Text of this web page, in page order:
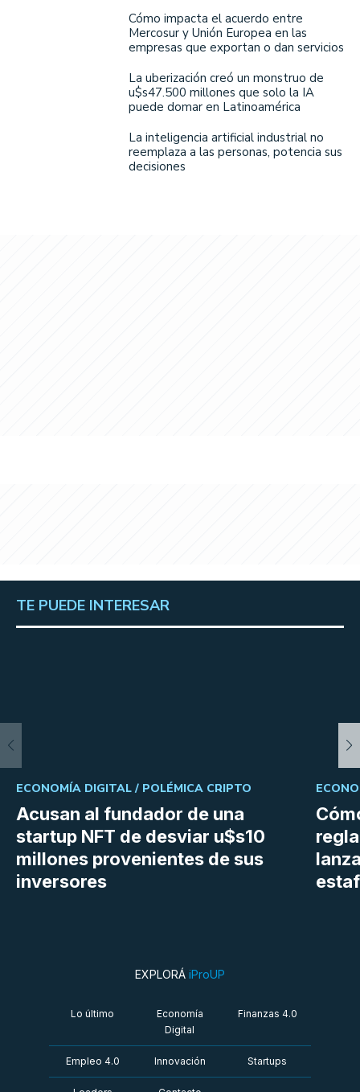
Cómo impacta el acuerdo entre
Mercosur y Unión Europea en las
empresas que exportan o dan servicios
La uberización creó un monstruo de
u$s47.500 millones que solo la IA
puede domar en Latinoamérica
La inteligencia artificial industrial no
reemplaza a las personas, potencia sus
decisiones
TE PUEDE INTERESAR
Acusan al fundador de una
startup NFT de desviar u$s10
millones provenientes de sus
inversores
ECONOMÍA DIGITAL / POLÉMICA CRIPTO
EXPLORÁ iProUP
Lo último
Economía
Digital
Finanzas 4.0
Empleo 4.0 Innovación Startups